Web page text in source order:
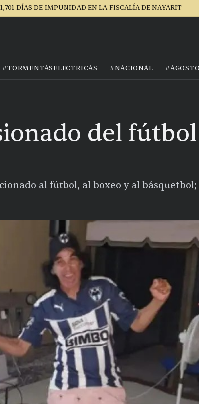
DÍAS DE IMPUNIDAD EN LA FISCALÍA DE NAYARIT
#TORMENTASELECTRICAS #NACIONAL
del
al fútbol, al boxeo y al básquetbol;